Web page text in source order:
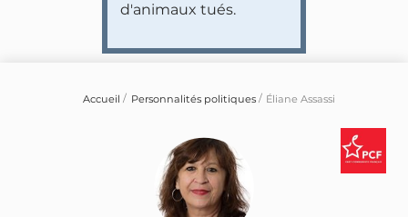
d'animaux tués.
Accueil Personnalités politiques Éliane Assassi